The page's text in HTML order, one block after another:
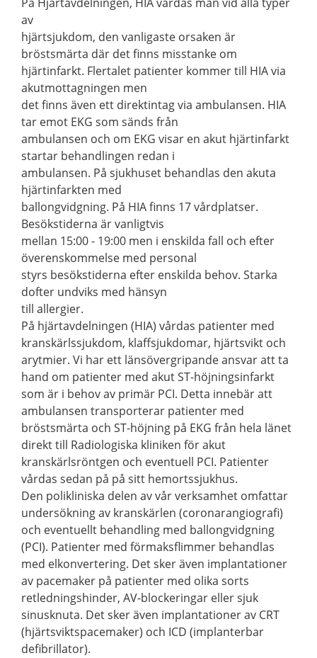
av
hjärtsjukdom, den vanligaste orsaken är
bröstsmärta där det finns misstanke om
hjärtinfarkt. Flertalet patienter kommer till HIA via
akutmottagningen men
det finns även ett direktintag via ambulansen. HIA
tar emot EKG som sänds från
ambulansen och om EKG visar en akut hjärtinfarkt
startar behandlingen redan i
ambulansen. På sjukhuset behandlas den akuta
hjärtinfarkten med
ballongvidgning. På HIA finns 17 vårdplatser.
Besökstiderna är vanligtvis
mellan 15:00 - 19:00 men i enskilda fall och efter
överenskommelse med personal
styrs besökstiderna efter enskilda behov. Starka
dofter undviks med hänsyn
till allergier.
På hjärtavdelningen (HIA) vårdas patienter med
kranskärlssjukdom, klaffsjukdomar, hjärtsvikt och
arytmier. Vi har ett länsövergripande ansvar att ta
hand om patienter med akut ST-höjningsinfarkt
som är i behov av primär PCI. Detta innebär att
ambulansen transporterar patienter med
bröstsmärta och ST-höjning på EKG från hela länet
direkt till Radiologiska kliniken för akut
kranskärlsröntgen och eventuell PCI. Patienter
vårdas sedan på på sitt hemortssjukhus.
Den polikliniska delen av vår verksamhet omfattar
undersökning av kranskärlen (coronarangiografi)
och eventuellt behandling med ballongvidgning
(PCI). Patienter med förmaksflimmer behandlas
med elkonvertering. Det sker även implantationer
av pacemaker på patienter med olika sorts
retledningshinder, AV-blockeringar eller sjuk
sinusknuta. Det sker även implantationer av CRT
(hjärtsviktspacemaker) och ICD (implanterbar
defibrillator).